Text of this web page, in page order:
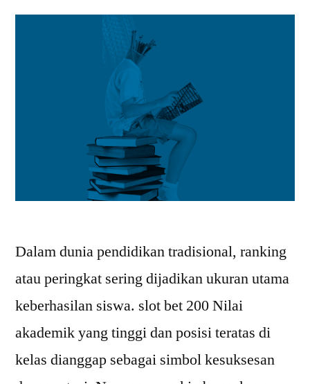
Dalam dunia pendidikan tradisional, ranking
atau peringkat sering dijadikan ukuran utama
keberhasilan siswa. slot bet 200 Nilai
akademik yang tinggi dan posisi teratas di
kelas dianggap sebagai simbol kesuksesan